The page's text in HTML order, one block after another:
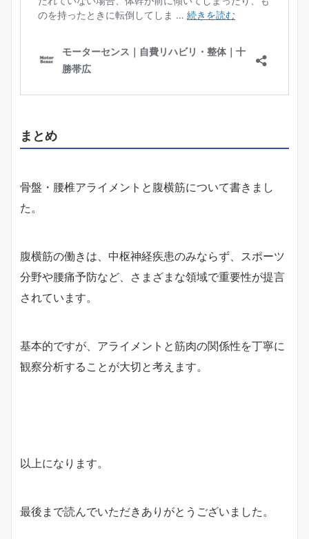
まとめ
骨盤・腰椎アライメントと腹横筋について書きまし
た。
腹横筋の働きは、中枢神経疾患のみならず、スポーツ
分野や腰痛予防など、さまざまな領域で重要性が提言
されています。
基本的ですが、アライメントと筋肉の関係性を丁寧に
観察分析することが大切と考えます。
以上になります。
最後まで読んでいただきありがとうございました。